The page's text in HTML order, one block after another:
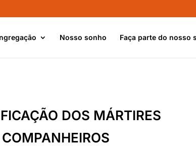
Nosso sonho Faça parte do nosso
DOS MÁRTIRES